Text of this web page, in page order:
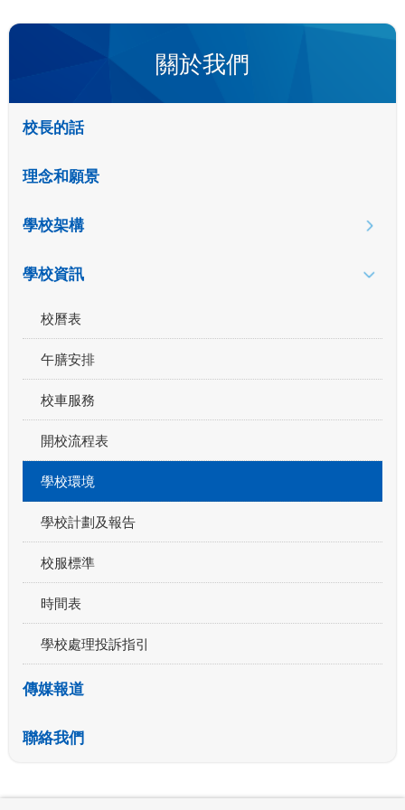
關於我們
校長的話
理念和願景
學校架構
學校資訊
校曆表
午膳安排
校車服務
開校流程表
學校環境
學校計劃及報告
校服標準
時間表
學校處理投訴指引
傳媒報道
聯絡我們